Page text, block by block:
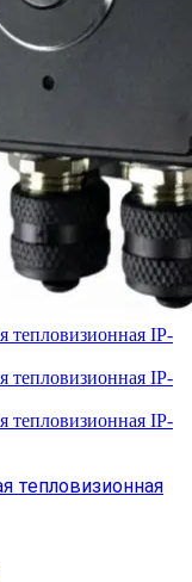
тепловизионная